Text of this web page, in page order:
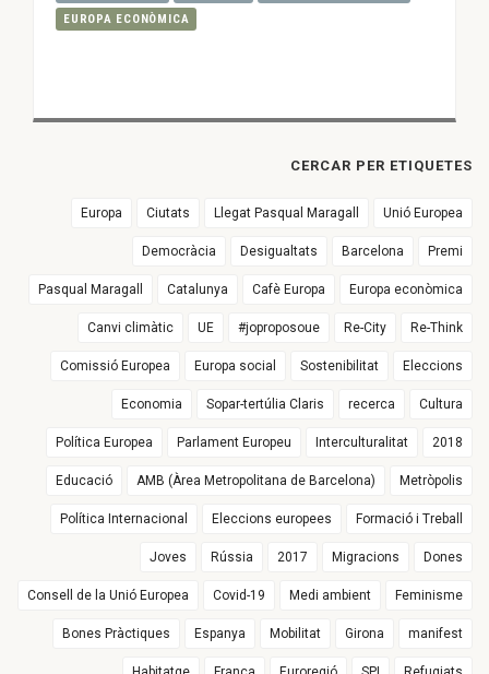
EUROPA ECONÒMICA
CERCAR PER ETIQUETES
Europa Ciutats Llegat Pasqual Maragall Unió Europea
Democràcia Desigualtats Barcelona Premi
Pasqual Maragall Catalunya Cafè Europa Europa econòmica
Canvi climàtic UE #joproposoue Re-City Re-Think
Comissió Europea Europa social Sostenibilitat Eleccions
Economia Sopar-tertúlia Claris recerca Cultura
Política Europea Parlament Europeu Interculturalitat 2018
Educació AMB (Àrea Metropolitana de Barcelona) Metròpolis
Política Internacional Eleccions europees Formació i Treball
Joves Rússia 2017 Migracions Dones
Consell de la Unió Europea Covid-19 Medi ambient Feminisme
Bones Pràctiques Espanya Mobilitat Girona manifest